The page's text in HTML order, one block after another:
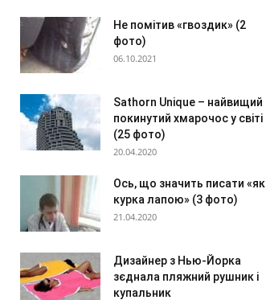
Не помітив «гвоздик» (2
фото)
06.10.2021
Sathorn Unique – найвищий
покинутий хмарочос у світі
(25 фото)
20.04.2020
Ось, що значить писати «як
курка лапою» (3 фото)
21.04.2020
Дизайнер з Нью-Йорка
зєднала пляжний рушник і
купальник